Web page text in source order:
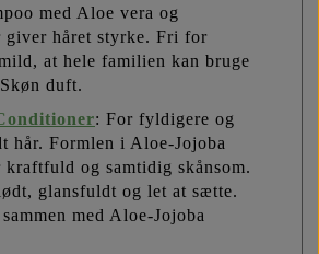
med Aloe vera og
giver håret styrke. Fri for
at hele familien kan bruge
duft.
: For fyldigere og
hår. Formlen i Aloe-Jojoba
og samtidig skånsom.
glansfuldt og let at sætte.
med Aloe-Jojoba